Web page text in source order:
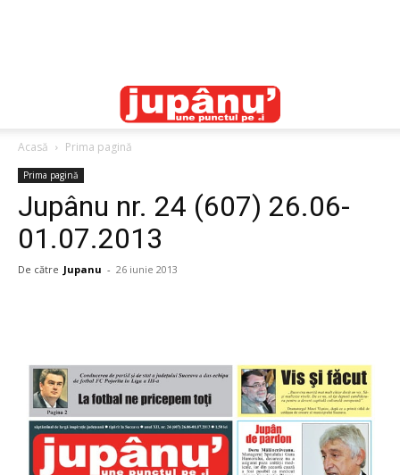
Acasă Prima pagină
Prima pagină
Jupânu nr. 24 (607) 26.06-
01.07.2013
De către Jupanu - 26 iunie 2013